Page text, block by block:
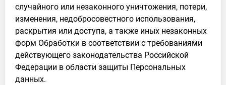
случайного или незаконного уничтожения, потери,
изменения, недобросовестного использования,
раскрытия или доступа, а также иных незаконных
форм Обработки в соответствии с требованиями
действующего законодательства Российской
Федерации в области защиты Персональных
данных.